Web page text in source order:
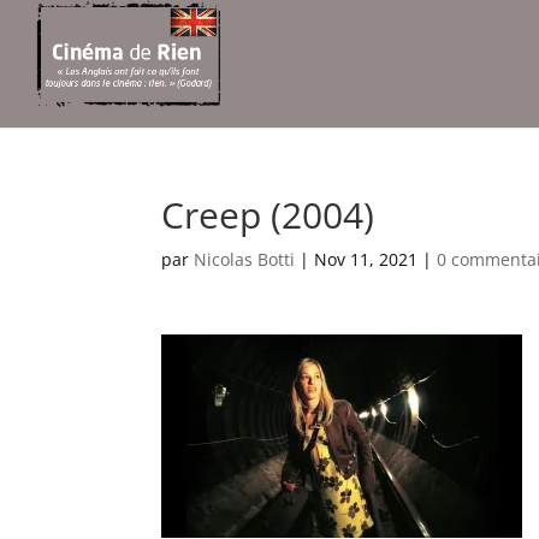
Creep (2004)
par Nicolas Botti | Nov 11, 2021 |0